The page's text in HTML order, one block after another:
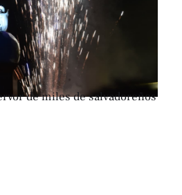
de miles de salvadoreños